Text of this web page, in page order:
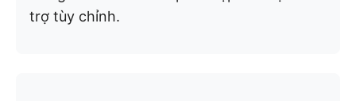
trợ tùy chỉnh.